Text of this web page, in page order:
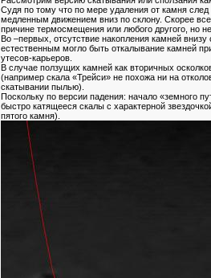
Судя по тому что по мере удаления от камня
медленным движением вниз по склону. Скорее
причине термосмещения или любого другого, но
Во –первых, отсутствие накопления камней
естественным могло быть откалывание камней
утесов-карьеров.
В случае ползущих камней как вторичных
(например скала «Трейси» не похожа ни на
скатывании пылью).
Поскольку по версии падения: начало «земного
быстро катящееся скалы с характерной
пятого камня).